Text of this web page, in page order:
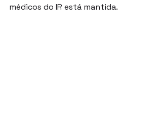
médicos do IR está mantida.